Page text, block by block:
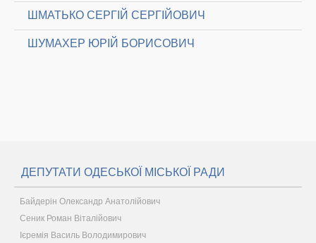
ШМАТЬКО СЕРГІЙ СЕРГІЙОВИЧ
ШУМАХЕР ЮРІЙ БОРИСОВИЧ
ДЕПУТАТИ ОДЕСЬКОЇ МІСЬКОЇ РАДИ
Байдерін Олександр Анатолійович
Сеник Роман Віталійович
Ієремія Василь Володимирович